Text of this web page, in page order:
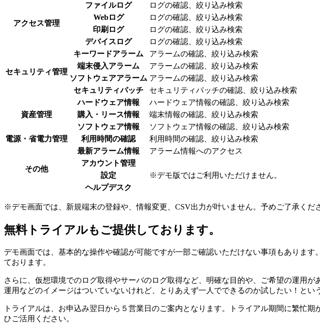
アクセス管理
ファイルログ
ログの確認、絞り込み検索
Webログ
ログの確認、絞り込み検索
印刷ログ
ログの確認、絞り込み検索
デバイスログ
ログの確認、絞り込み検索
セキュリティ管理
キーワードアラーム
アラームの確認、絞り込み検索
端末侵入アラーム
アラームの確認、絞り込み検索
ソフトウェアアラーム アラームの確認、絞り込み検索
セキュリティパッチ
セキュリティパッチの確認、絞り込み検索
資産管理
ハードウェア情報
ハードウェア情報の確認、絞り込み検索
購入・リース情報
端末情報の確認、絞り込み検索
ソフトウェア情報
ソフトウェア情報の確認、絞り込み検索
電源・省電力管理
利用時間の確認 利用時間の確認、絞り込み検索
その他
最新アラーム情報
アラーム情報へのアクセス
アカウント管理
※デモ版ではご利用いただけません。
設定
ヘルプデスク
※デモ画面では、新規端末の登録や、情報変更、CSV出力が叶いません。予めご了承くだ
無料トライアルもご提供しております。
デモ画面では、基本的な操作や確認が可能ですが一部ご確認いただけない事項もありま
ております。
さらに、仮想環境でのログ取得やサーバのログ取得など、明確な目的や、ご希望の運用
運用などのイメージはついていないけれど、とりあえず一人でできるのか試したい！とい
トライアルは、お申込み翌日から５営業日のご案内となります。トライアル期間に繁忙
ひご活用ください。